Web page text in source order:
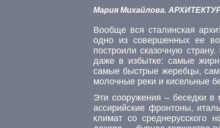
Мария Михайлова.
Вообще вся сталинская
одно из совершенных ее
построили сказочную
даже в избытке: самые
самые быстрые жеребцы,
молочные реки и кисельные
Эти сооружения – беседки в
ассирийские фронтоны,
климат со среднерусского